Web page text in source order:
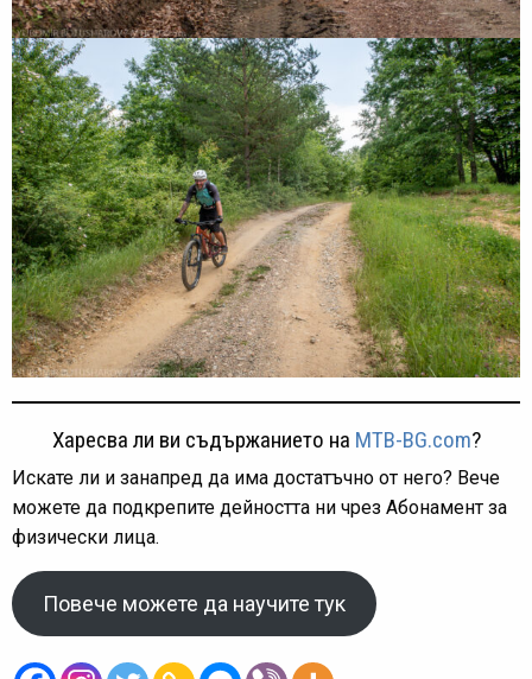
Харесва ли ви съдържанието на MTB-BG.com?
Искате ли и занапред да има достатъчно от него? Вече
можете да подкрепите дейността ни чрез Абонамент за
физически лица.
Повече можете да научите тук